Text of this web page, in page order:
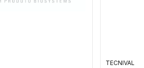
TECNIVAL